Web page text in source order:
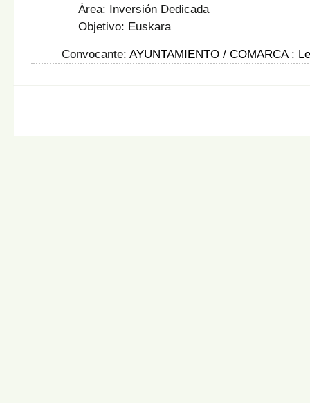
Área: Inversión Dedicada
Objetivo: Euskara
Convocante: AYUNTAMIENTO / COMARCA: